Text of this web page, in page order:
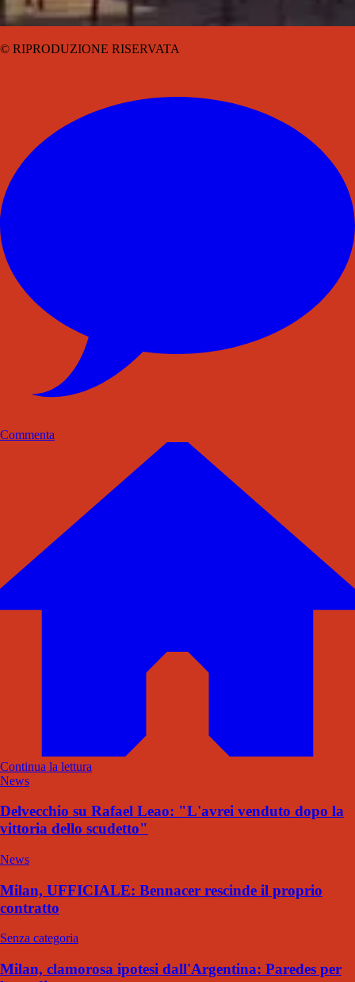
© RIPRODUZIONE RISERVATA
Commenta
Continua la lettura
News
Delvecchio su Rafael Leao: "L'avrei venduto dopo la
vittoria dello scudetto"
News
Milan, UFFICIALE: Bennacer rescinde il proprio
contratto
Senza categoria
Milan, clamorosa ipotesi dall'Argentina: Paredes per